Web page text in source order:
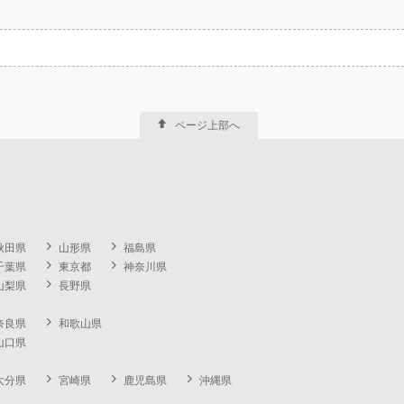
田県 山形県
福島県
葉県
東京都
神奈川県
梨県
長野県
良県
和歌山県
口県
分県 宮崎県 鹿児島県 沖縄県
ページ上部へ